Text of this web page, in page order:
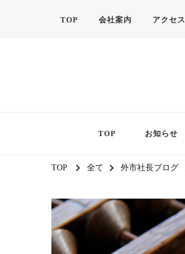
TOP 会社案内 アクセス
TOP お知らせ
TOP 全て 外市社長ブログ